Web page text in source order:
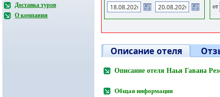
Доставка туров
О компании
от
Описание отеля
Описание отеля Наья Гавана
Общая информация